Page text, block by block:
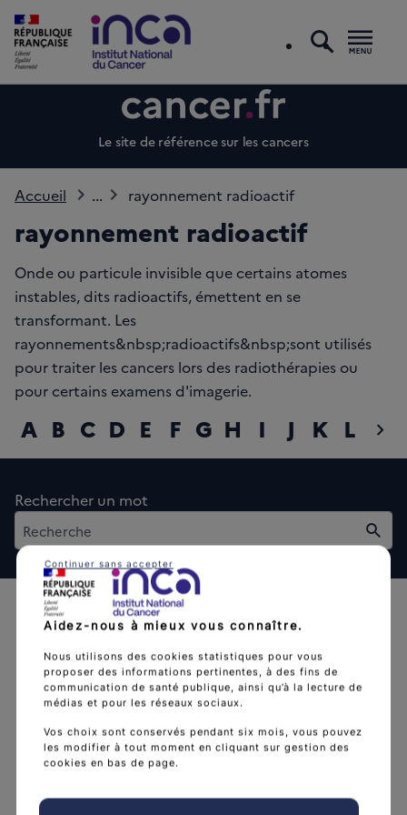
Le site de référence sur les cancers
Accueil ... rayonnement radioactif
rayonnement radioactif
Onde ou particule invisible que certains atomes
instables, dits radioactifs, émettent en se
transformant. Les
rayonnements&nbsp;radioactifs&nbsp;sont utilisés
pour traiter les cancers lors des radiothérapies ou
pour certains examens d'imagerie.
chevron_right
A B C D E F G H I J K L M
Rechercher un mot
L'Institut national du cancer est l’agence d'expertise
sanitaire et scientifique en cancérologie de l’État.
Découvrir l’Institut arrow_forward
Aidez-nous à mieux vous connaître.
Nous utilisons des cookies statistiques pour vous
proposer des informations pertinentes, à des fins de
communication de santé publique, ainsi qu’à la lecture de
médias et pour les réseaux sociaux.
Vos choix sont conservés pendant six mois, vous pouvez
les modifier à tout moment en cliquant sur gestion des
cookies en bas de page.
Continuer sans accepter